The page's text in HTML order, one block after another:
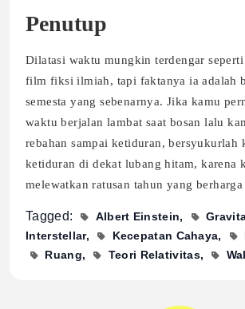
Penutup
Dilatasi waktu mungkin terdengar
film fiksi ilmiah, tapi faktanya ia adalah
semesta yang sebenarnya. Jika kamu
waktu berjalan lambat saat bosan lalu
rebahan sampai ketiduran, bersyukurlah
ketiduran di dekat lubang hitam, karena
melewatkan ratusan tahun yang
Tagged: Albert Einstein
Interstellar
Kecepatan Cahaya
Ruang
Teori Relativitas